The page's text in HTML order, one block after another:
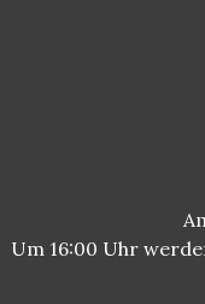
Um 16:00 Uhr